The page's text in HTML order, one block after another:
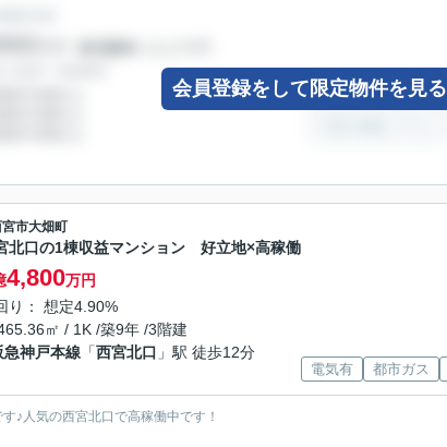
会員登録をして限定物件を見る
市大畑町
北口の1棟収益マンション 好立地×高稼働
4,800万円
り： 想定4.90%
㎡ / 1K /築9年 /3階建
急神戸本線 「西宮北口 」駅 徒歩12分
電気有 都市ガス
♪人気の西宮北口で高稼働中です！